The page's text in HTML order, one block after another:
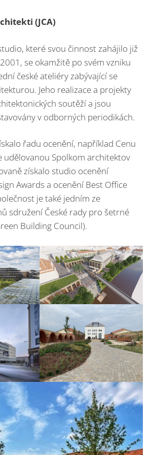
(JCA)
které svou činnost zahájilo již
se okamžitě po svém vzniku
české ateliéry zabývající se
Jeho realizace a projekty
soutěží a jsou
v odborných periodikách.
řadu ocenění, například Cenu
udělovanou Spolkom architektov
získalo studio ocenění
Awards a ocenění Best Office
je také jedním ze
sdružení České rady pro šetrné
Building Council).